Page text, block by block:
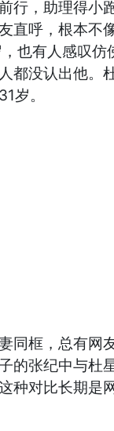
行，助理得小
直呼，根本不
也有人感叹仿
都没认出他。
岁。
同框，总有网
的张纪中与杜
种对比长期是